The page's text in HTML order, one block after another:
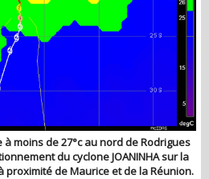
moins de 27°c au nord de Rodrigues
du cyclone JOANINHA sur la
proximité de Maurice et de la Réunion.